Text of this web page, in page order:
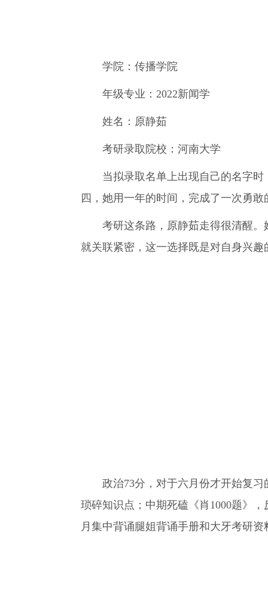
学院：传播学院
年级专业：2022新闻学
姓名：原静茹
考研录取院校：河南大学
当拟录取名单上出现自己的名字时
四，她用一年的时间，完成了一次勇敢
考研这条路，原静茹走得很清醒。
就关联紧密，这一选择既是对自身兴
政治73分，对于六月份才开始复习
琐碎知识点；中期死磕《肖1000题》
月集中背诵腿姐背诵手册和大牙考研